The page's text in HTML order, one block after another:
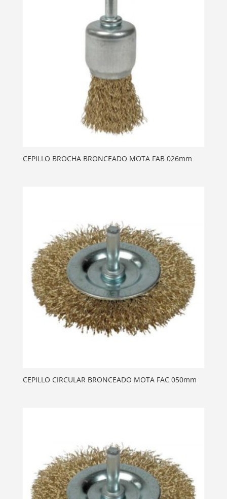
CEPILLO BROCHA BRONCEADO MOTA FAB 026mm
CEPILLO CIRCULAR BRONCEADO MOTA FAC 050mm